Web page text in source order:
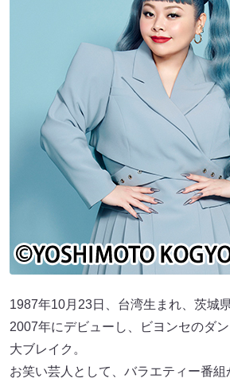
1987年10月23日、台湾生まれ、茨城県
2007年にデビューし、ビヨンセのダ
大ブレイク。
お笑い芸人として、バラエティー番